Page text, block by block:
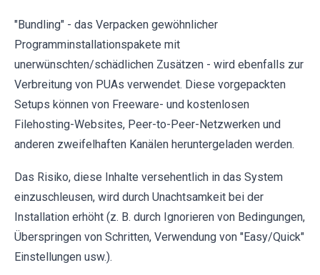
"Bundling" - das Verpacken gewöhnlicher
Programminstallationspakete mit
unerwünschten/schädlichen Zusätzen - wird ebenfalls zur
Verbreitung von PUAs verwendet. Diese vorgepackten
Setups können von Freeware- und kostenlosen
Filehosting-Websites, Peer-to-Peer-Netzwerken und
anderen zweifelhaften Kanälen heruntergeladen werden.
Das Risiko, diese Inhalte versehentlich in das System
einzuschleusen, wird durch Unachtsamkeit bei der
Installation erhöht (z. B. durch Ignorieren von Bedingungen,
Überspringen von Schritten, Verwendung von "Easy/Quick"
Einstellungen usw.).